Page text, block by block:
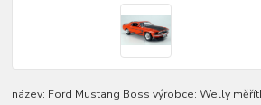
název: Ford Mustang Boss výrobce: Welly